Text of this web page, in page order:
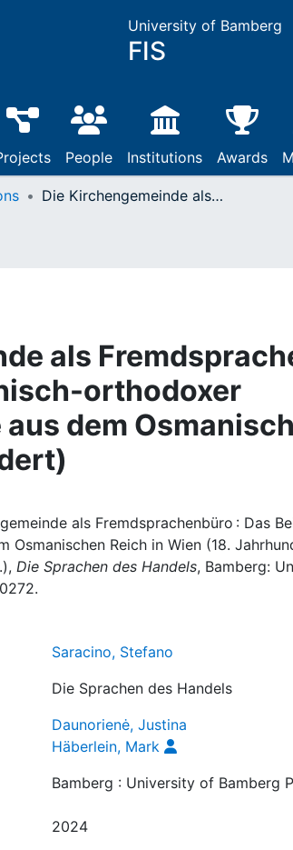
University of Bamberg
FIS
People Institutions Awards
Die Kirchengemeinde als Fremdsprachenbüro : Das Beispiel griechisch-orthodoxer Händlernetzwerke aus dem Osmanischen Reich in Wien (18. Jahrhundert)
als
orthodoxer
dem
als Fremdsprachenbüro : Das
Reich in Wien (18.
Die Sprachen des Handels, Bamberg:
Saracino, Stefano
Die Sprachen des Handels
Daunorienė, Justina
Häberlein, Mark
Bamberg : University of Bamberg
2024